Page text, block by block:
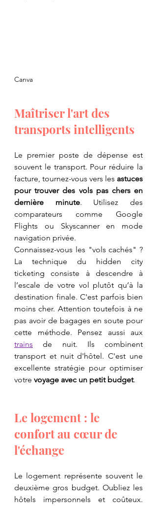
Canva
​Maîtriser l'art des
transports intelligents
​Le premier poste de dépense est
souvent le transport. Pour réduire la
facture, tournez-vous vers les astuces
pour trouver des vols pas chers en
dernière minute. Utilisez des
comparateurs comme Google
Flights ou Skyscanner en mode
navigation privée.
​Connaissez-vous les "vols cachés" ?
La technique du hidden city
ticketing consiste à descendre à
l’escale de votre vol plutôt qu’à la
destination finale. C'est parfois bien
moins cher. Attention toutefois à ne
pas avoir de bagages en soute pour
trains de nuit. Ils combinent
transport et nuit d'hôtel. C'est une
excellente stratégie pour optimiser
votre voyage avec un petit budget.
​Le logement : le
confort au cœur de
l'échange
​Le logement représente souvent le
deuxième gros budget. Oubliez les
hôtels impersonnels et coûteux.